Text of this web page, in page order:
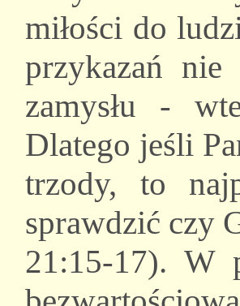
miłości do
przykazań
zamysłu -
Dlatego jeśli
trzody, to
sprawdzić czy
21:15-17). W